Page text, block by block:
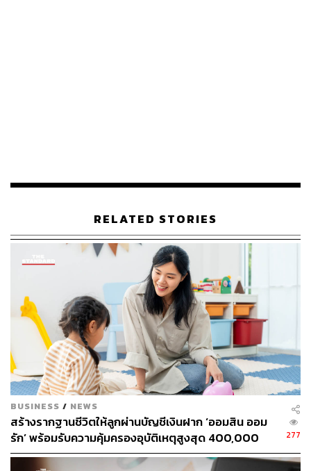
อาจทำให้พวกเขาต้องจ่ายอัตราดอกเบี้ย 20% หรือมากกว่า
หากใช้ในเหตุการณ์ที่ไม่คาดคิดและไม่ชำระหนี้ในเดือนแรก
นอกจากนี้ หากเก็บเงินสดเกินจำเป็นในบัญชีก็มีแนวโน้มที่คน
เราจะใช้จ่ายมากขึ้นด้วย
หนึ่งในวิธีที่อาจช่วยกระตุ้นให้ผู้คนออมเงินได้สำเร็จคือ ชื่อ
กองทุนฉุกเฉินที่ให้ความหมายทางอารมณ์ เช่น ‘กองทุน
ความมั่นคงทางการเงิน’ หรือ ‘กองทุนอิสรภาพทางการเงิน’
สิ่งนี้จะทำให้มีแนวโน้มที่จะใช้เงินนั้นไปกินอาหารนอกบ้าน
น้อยลง ซึ่ง ‘อุปสรรคทางจิตใจ’ นี้อาจช่วยปกป้องเงินใน
กองทุนฉุกเฉินได้
อ้างอิง:
https://www.cnbc.com/2024/01/24/many-americans-c
annot-pay-for-an-unexpected-1000-expense-heres-w
hy.html
RELATED STORIES
BUSINESS / NEWS
สร้างรากฐานชีวิตให้ลูกผ่านบัญชีเงินฝาก ‘ออมสิน ออม
รัก’ พร้อมรับความคุ้มครองอุบัติเหตุสูงสุด 400,000
บาท ดอกเบี้ยรับเต็ม ไม่เสียภาษี [Advertorial]
277